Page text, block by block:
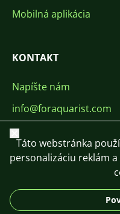
Mobilná aplikácia
KONTAKT
Napíšte nám
info@foraquarist.com
+420 603 449 602
Zavrieť
Táto webstránka
personalizáciu reklám